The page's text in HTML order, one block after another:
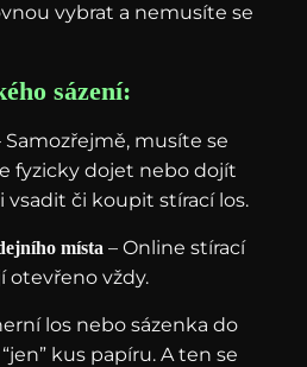
vybrat a nemusíte se
sázení:
Samozřejmě, musíte se
fyzicky dojet nebo dojít
vsadit či koupit stírací los.
místa – Online stírací
otevřeno vždy.
los nebo sázenka do
kus papíru. A ten se